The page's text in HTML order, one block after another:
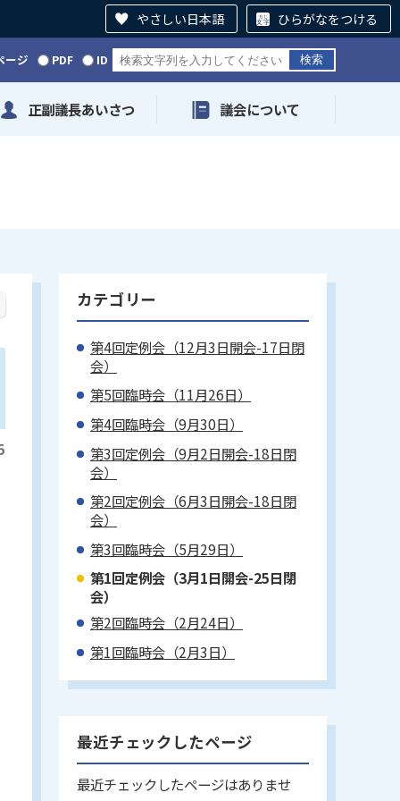
やさしい日本語 ひらがなをつける
ージ PDF ID
正副議長あいさつ 議会について
カテゴリー
第4回定例会（12月3日開会-17日閉
会）
第5回臨時会（11月26日）
第4回臨時会（9月30日）
第3回定例会（9月2日開会-18日閉
会）
第2回定例会（6月3日開会-18日閉
会）
第3回臨時会（5月29日）
第1回定例会（3月1日開会-25日閉
会）
第2回臨時会（2月24日）
第1回臨時会（2月3日）
最近チェックしたページ
最近チェックしたページはありませ